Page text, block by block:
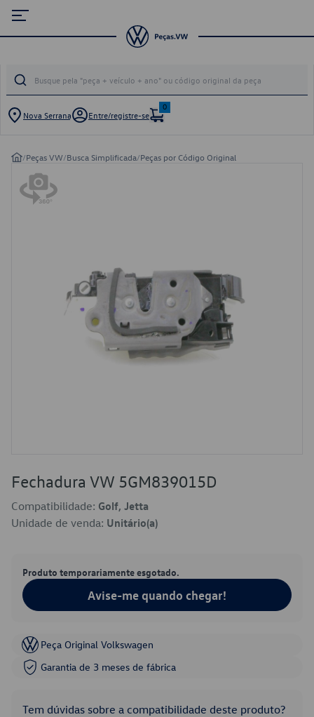
Nova Serrana Entre/registre-se
0
/Peças VW/Busca Simplificada/Peças por Código Original
Fechadura VW 5GM839015D
Compatibilidade: Golf, Jetta
Unidade de venda: Unitário(a)
Produto temporariamente esgotado.
Avise-me quando chegar!
Peça Original Volkswagen
Garantia de 3 meses de fábrica
Tem dúvidas sobre a compatibilidade deste produto?